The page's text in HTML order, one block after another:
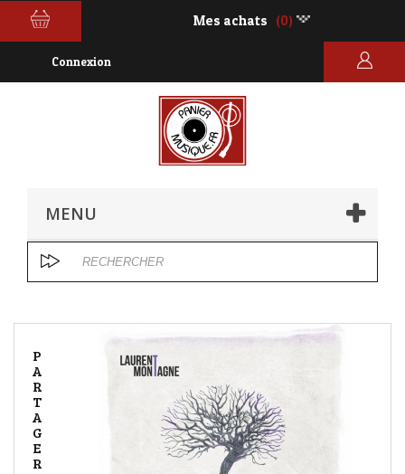
Mes achats (0)
Connexion
MENU
P
A
R
T
A
G
E
R